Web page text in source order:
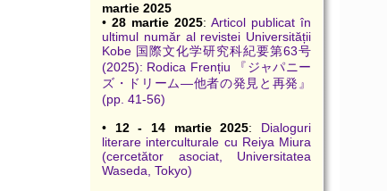
martie 2025
• 28 martie 2025: Articol publicat în
ultimul număr al revistei Universității
Kobe 国際文化学研究科紀要第63号
(2025): Rodica Frențiu 『ジャパニー
ズ・ドリーム―他者の発見と再発』
(pp. 41-56)
• 12 - 14 martie 2025: Dialoguri
literare interculturale cu Reiya Miura
(cercetător asociat, Universitatea
Waseda, Tokyo)